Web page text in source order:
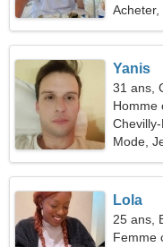
Yanis
31 ans,
Homme
Mode,
Lola
25 ans,
Femme